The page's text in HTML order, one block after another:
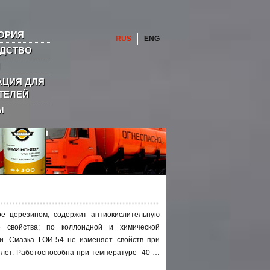
RUS ENG
ДЛЯ
содержит антиокислительную
свойства; по коллоидной и химической
Смазка ГОИ-54 не изменяет свойств при
Работоспособна при температуре -40 …